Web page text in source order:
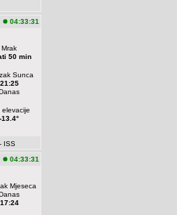
04:33:31
Mrak
50 min
Sunca
21:25
elevacije
-13.4°
- ISS
04:33:31
Mjeseca
17:24